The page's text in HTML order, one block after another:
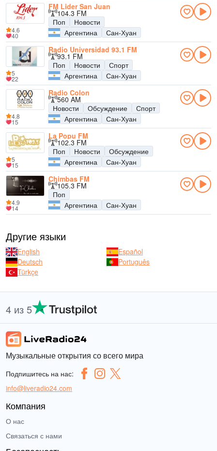
FM Lider San Juan
104.3 FM
Поп
Новости
Аргентина
Сан-Хуан
4.6
40
Radio Universidad 93.1 FM
93.1 FM
Поп
Новости
Спорт
Аргентина
Сан-Хуан
5
22
Radio Colon
560 AM
Новости
Обсуждение
Спорт
Аргентина
Сан-Хуан
4.8
15
La Popu FM
102.3 FM
Поп
Новости
Обсуждение
Аргентина
Сан-Хуан
5
15
Chimbas FM
105.3 FM
Поп
Аргентина
Сан-Хуан
4.9
14
Другие языки
English
Español
Deutsch
Português
Türkçe
4 из 5
Музыкальные открытия со всего мира
Подпишитесь на нас:
info@liveradio24.com
Компания
О нас
Связаться с нами